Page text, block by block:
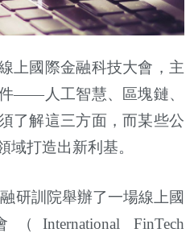
上國際金融科技大會，主
――人工智慧、區塊鏈、
了解這三方面，而某些公
域打造出新利基。
研訓院舉辦了一場線上國
FinTech